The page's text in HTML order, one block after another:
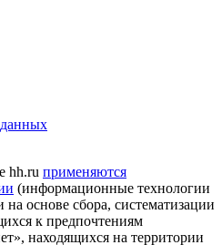
hh.ru применяются
(информационные технологии
основе сбора, систематизации
к предпочтениям
находящихся на территории